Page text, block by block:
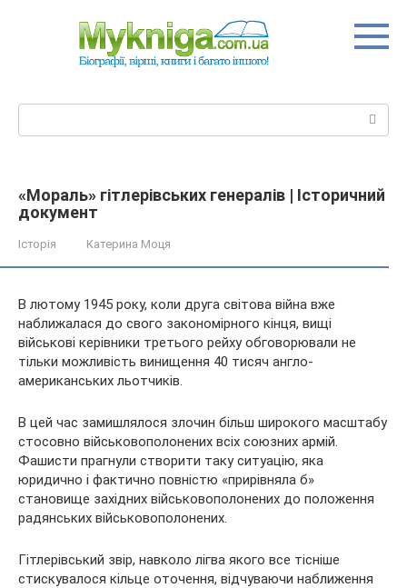
«Мораль» гітлерівських генералів | Історичний
документ
Історія Катерина Моця
В лютому 1945 року, коли друга світова війна вже
наближалася до свого закономірного кінця, вищі
військові керівники третього рейху обговорювали не
тільки можливість винищення 40 тисяч англо-
американських льотчиків.
В цей час замишлялося злочин більш широкого масштабу
стосовно військовополонених всіх союзних армій.
Фашисти прагнули створити таку ситуацію, яка
юридично і фактично повністю «прирівняла б»
становище західних військовополонених до положення
радянських військовополонених.
Гітлерівський звір, навколо лігва якого все тісніше
стискувалося кільце оточення, відчуваючи наближення